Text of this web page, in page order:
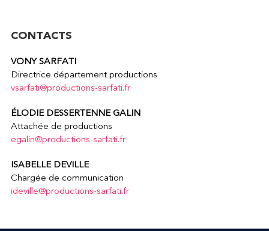
CONTACTS
VONY SARFATI
Directrice département productions
vsarfati@productions-sarfati.fr
ÉLODIE DESSERTENNE GALIN
Attachée de productions
egalin@productions-sarfati.fr
ISABELLE DEVILLE
Chargée de communication
ideville@productions-sarfati.fr